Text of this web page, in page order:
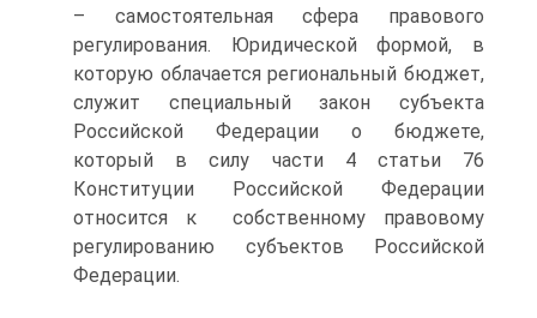
– самостоятельная сфера правового
регулирования. Юридической формой, в
которую облачается региональный бюджет,
служит специальный закон субъекта
Российской Федерации о бюджете,
который в силу части 4 статьи 76
Конституции Российской Федерации
относится к собственному правовому
регулированию субъектов Российской
Федерации.